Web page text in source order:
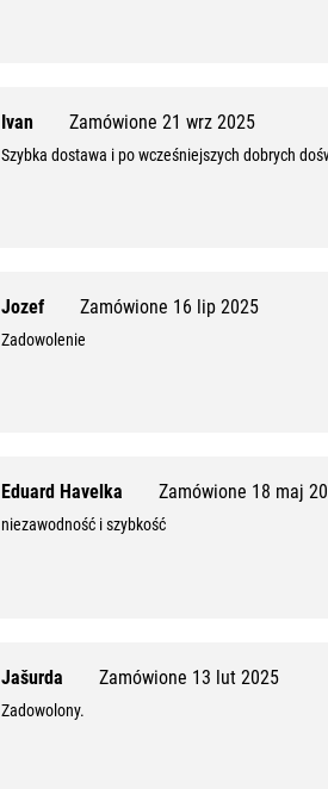
Ivan Zamówione 21 wrz 2025
Szybka dostawa i po wcześniejszych dobrych
Jozef Zamówione 16 lip 2025
Zadowolenie
Eduard Havelka Zamówione 18 maj
niezawodność i szybkość
Jašurda Zamówione 13 lut 2025
Zadowolony.